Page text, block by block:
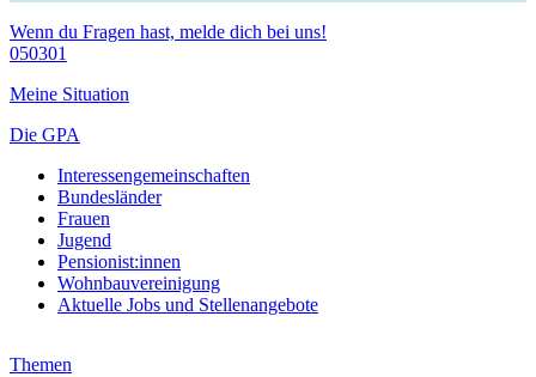
Wenn du Fragen hast, melde dich bei uns!
050301
Meine Situation
Die GPA
Interessengemeinschaften
Bundesländer
Frauen
Jugend
Pensionist:innen
Wohnbauvereinigung
Aktuelle Jobs und Stellenangebote
Themen